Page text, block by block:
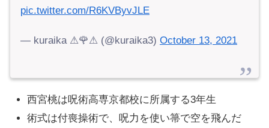
pic.twitter.com/R6KVByvJLE
— kuraika ⚠🌹⚠ (@kuraika3) October 13, 2021
西宮桃は呪術高専京都校に所属する3年生
術式は付喪操術で、呪力を使い箒で空を飛んだ